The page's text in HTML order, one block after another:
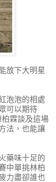
放下大明星
泡泡的相處
可以期待
柏霖談及這場
法，也能讓
藥味十足的
中單挑林柏
力盡卻誰也